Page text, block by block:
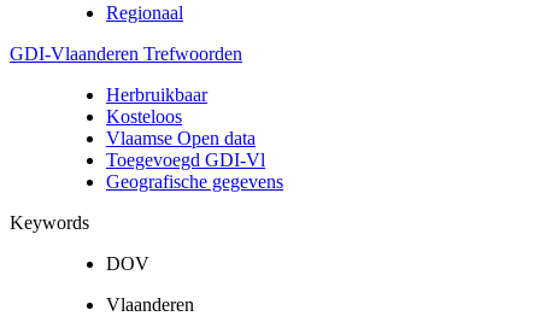
Regionaal
GDI-Vlaanderen Trefwoorden
Herbruikbaar
Kosteloos
Vlaamse Open data
Toegevoegd GDI-Vl
Geografische gegevens
Keywords
DOV
Vlaanderen